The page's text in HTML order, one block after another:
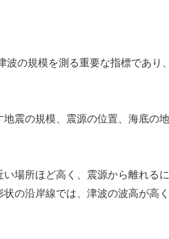
波の規模を測る重要な指標であり
震の規模、震源の位置、海底の
場所ほど高く、震源から離れる
の沿岸線では、津波の波高が高く